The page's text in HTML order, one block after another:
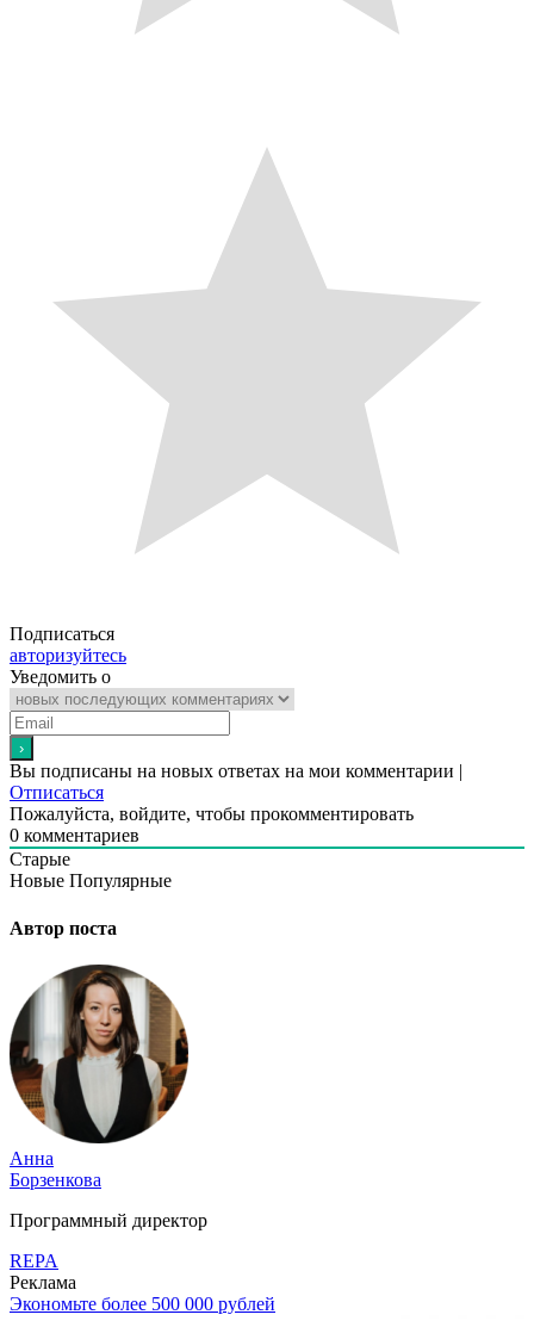
Подписаться
авторизуйтесь
Уведомить о
Вы подписаны на новых ответах на мои комментарии |
Отписаться
Пожалуйста, войдите, чтобы прокомментировать
0 комментариев
Старые
Новые Популярные
Автор поста
Анна
Борзенкова
Программный директор
REPA
Реклама
Экономьте более 500 000 рублей